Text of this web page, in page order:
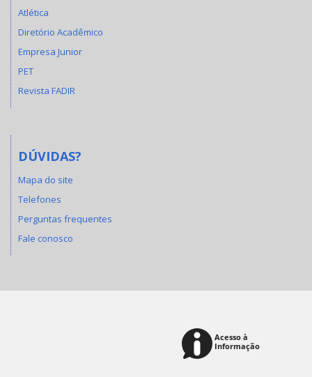
Atlética
Diretório Acadêmico
Empresa Junior
PET
Revista FADIR
DÚVIDAS?
Mapa do site
Telefones
Perguntas frequentes
Fale conosco